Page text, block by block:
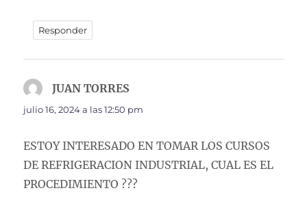
Responder
JUAN TORRES
julio 16, 2024 a las 12:50 pm
ESTOY INTERESADO EN TOMAR LOS CURSOS
DE REFRIGERACION INDUSTRIAL, CUAL ES EL
PROCEDIMIENTO ???